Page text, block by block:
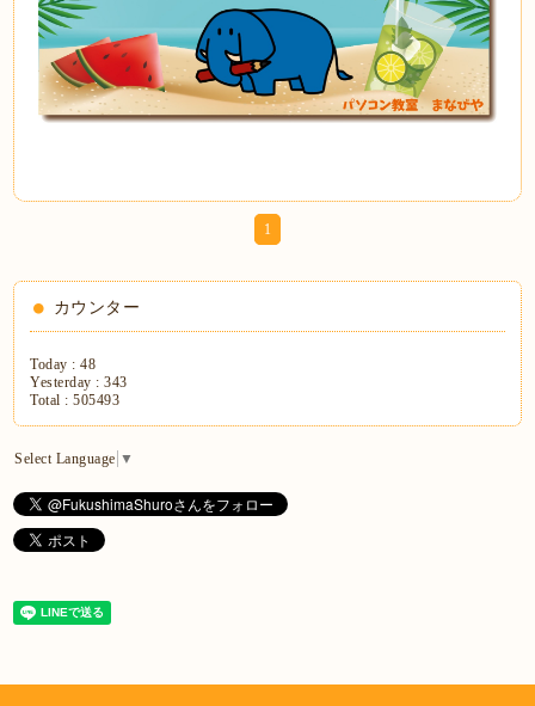
1
カウンター
Today :48
Yesterday :343
Total :505493
Select Language ▼